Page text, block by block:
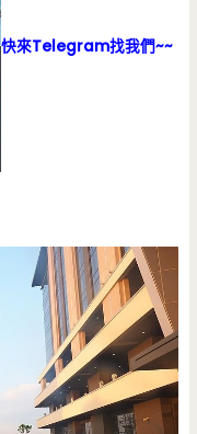
快來Telegram找我們~~